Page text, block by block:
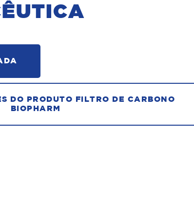
DO PRODUTO FILTRO DE CARBONO
BIOPHARM